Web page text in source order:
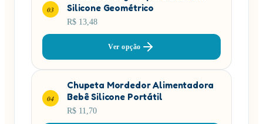
03
Silicone Geométrico
R$ 13,48
Ver opção
04
Chupeta Mordedor Alimentadora
Bebê Silicone Portátil
R$ 11,70